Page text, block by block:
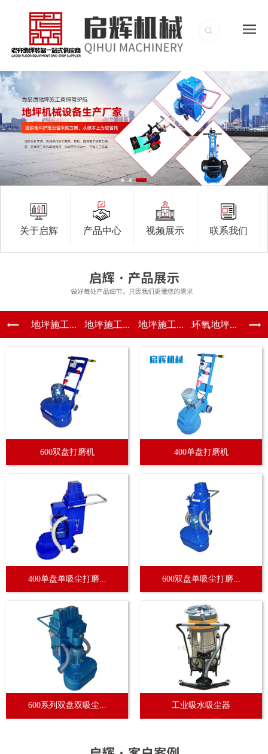
关于启辉 产品中心 视频展示 联系我们
地坪施工... 地坪施工... 地坪施工... 环氧地坪...
600双盘打磨机 400单盘打磨机
400单盘单吸尘打磨... 600双盘单吸尘打磨...
600系列双盘双吸尘... 工业吸水吸尘器